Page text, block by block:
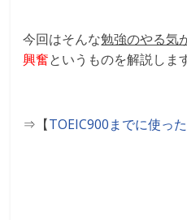
今回はそんな勉強のやる気
興奮というものを解説しま
⇒【TOEIC900までに使っ